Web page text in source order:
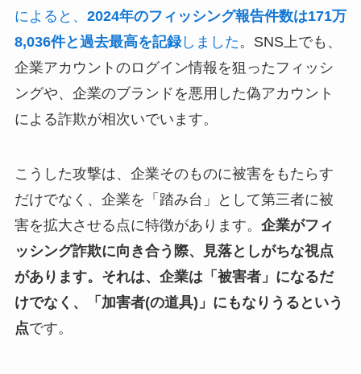
によると、 2024年のフィッシング報告件数は171万
8,036件と過去最高を記録しました。SNS上でも、
企業アカウントのログイン情報を狙ったフィッシ
ングや、企業のブランドを悪用した偽アカウント
による詐欺が相次いでいます。
こうした攻撃は、企業そのものに被害をもたらす
だけでなく、企業を「踏み台」として第三者に被
害を拡大させる点に特徴があります。 企業がフィ
ッシング詐欺に向き合う際、見落としがちな視点
があります。それは、企業は「被害者」になるだ
けでなく、「加害者(の道具)」にもなりうるという
点です。